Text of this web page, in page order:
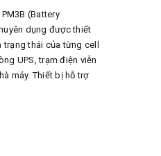
(Battery
dụng được thiết
thái của từng cell
UPS, trạm điện viễn
máy. Thiết bị hỗ trợ